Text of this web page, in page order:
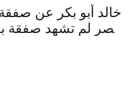
خالد أبو بكر عن
مصر لم تشهد صفقة